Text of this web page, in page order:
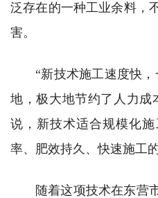
泛存在的一种工业余料，
害。
“新技术施工速度快
地，极大地节约了人力成
说，新技术适合规模化
率、肥效持久、快速施工
随着这项技术在东营